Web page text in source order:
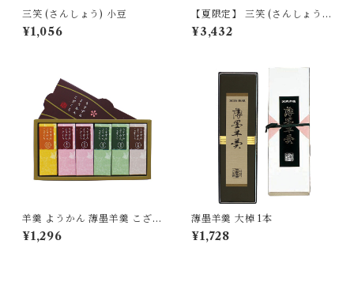
三笑 (さんしょう) 小豆
¥1,056
【夏限定】 三笑 (さんしょう)
４本入り 詰合せ 【定番3種／
期間限定はちみつレモン】
¥3,432
羊羹 ようかん 薄墨羊羹 こざく
ら 6個入 ひとくち 一口 ミニ
和菓子 デザート 贈り物 プレゼ
¥1,296
薄墨羊羹 大棹 1本
¥1,728